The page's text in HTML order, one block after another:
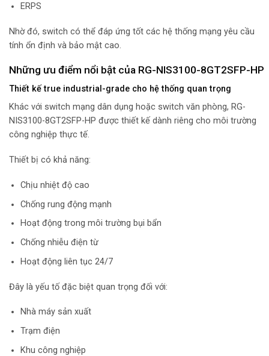
ERPS
Nhờ đó, switch có thể đáp ứng tốt các hệ thống mạng yêu cầu
tính ổn định và bảo mật cao.
Những ưu điểm nổi bật của RG-NIS3100-8GT2SFP-HP
Thiết kế true industrial-grade cho hệ thống quan trọng
Khác với switch mạng dân dụng hoặc switch văn phòng, RG-
NIS3100-8GT2SFP-HP được thiết kế dành riêng cho môi trường
công nghiệp thực tế.
Thiết bị có khả năng:
Chịu nhiệt độ cao
Chống rung động mạnh
Hoạt động trong môi trường bụi bẩn
Chống nhiễu điện từ
Hoạt động liên tục 24/7
Đây là yếu tố đặc biệt quan trọng đối với:
Nhà máy sản xuất
Trạm điện
Khu công nghiệp